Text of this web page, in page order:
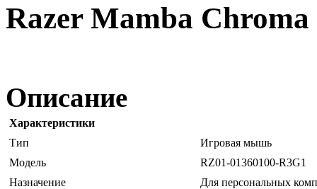
Razer Mamba
Описание
Характеристики
Тип
Игровая мышь
Модель
RZ01-01360100-R3G1
Назначение
Для персональных